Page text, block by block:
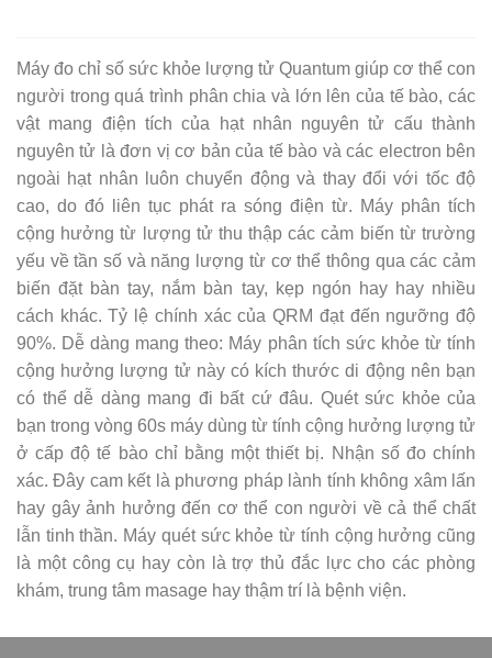
Máy đo chỉ số sức khỏe lượng tử Quantum giúp cơ thể con
người trong quá trình phân chia và lớn lên của tế bào, các
vật mang điện tích của hạt nhân nguyên tử cấu thành
nguyên tử là đơn vị cơ bản của tế bào và các electron bên
ngoài hạt nhân luôn chuyển động và thay đổi với tốc độ
cao, do đó liên tục phát ra sóng điện từ. Máy phân tích
cộng hưởng từ lượng tử thu thập các cảm biến từ trường
yếu về tần số và năng lượng từ cơ thể thông qua các cảm
biến đặt bàn tay, nắm bàn tay, kẹp ngón hay hay nhiều
cách khác. Tỷ lệ chính xác của QRM đạt đến ngưỡng độ
90%. Dễ dàng mang theo: Máy phân tích sức khỏe từ tính
cộng hưởng lượng tử này có kích thước di động nên bạn
có thể dễ dàng mang đi bất cứ đâu. Quét sức khỏe của
bạn trong vòng 60s máy dùng từ tính cộng hưởng lượng tử
ở cấp độ tế bào chỉ bằng một thiết bị. Nhận số đo chính
xác. Đây cam kết là phương pháp lành tính không xâm lấn
hay gây ảnh hưởng đến cơ thể con người về cả thể chất
lẫn tinh thần. Máy quét sức khỏe từ tính cộng hưởng cũng
là một công cụ hay còn là trợ thủ đắc lực cho các phòng
khám, trung tâm masage hay thậm trí là bệnh viện.